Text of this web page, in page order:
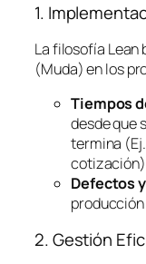
1.
La filosofía Lean
(Muda) en los
Tiempos
desde que
termina
Defectos
2. Gestión